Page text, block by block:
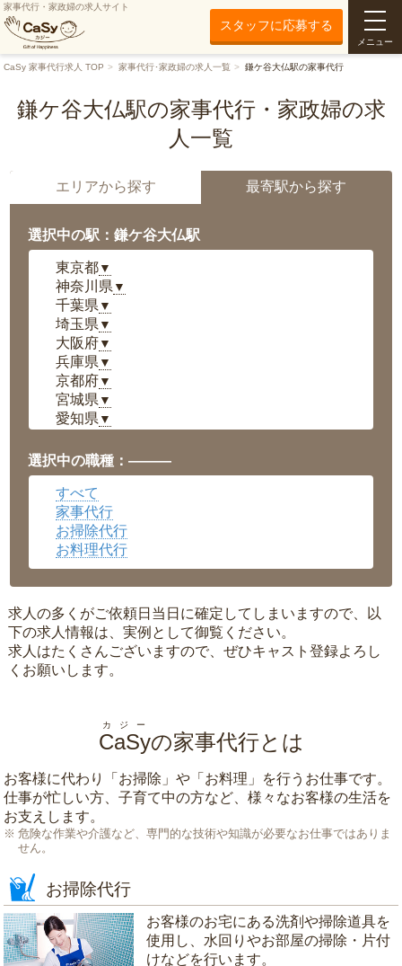
家事代行・家政婦の求人サイト
スタッフに応募する
メニュー
CaSy 家事代行求人 TOP 家事代行･家政婦の求人一覧 鎌ケ谷大仏駅の家事代行
鎌ケ谷大仏駅の家事代行・家政婦の求
人一覧
エリアから探す 最寄駅から探す
選択中の駅：鎌ケ谷大仏駅
東京都▼
神奈川県 ▼
千葉県 ▼
埼玉県 ▼
大阪府▼
兵庫県 ▼
京都府▼
宮城県 ▼
愛知県 ▼
岡山県▼
広島県▼
沖縄県
選択中の職種：———
すべて
家事代行
お掃除代行
お料理代行
求人の多くがご依頼日当日に確定してしまいますので、以
下の求人情報は、実例として御覧ください。
求人はたくさんございますので、ぜひキャスト登録よろし
くお願いします。
CaSy
カジー
の家事代行とは
お客様に代わり「 お掃除 」や「 お料理 」を行うお仕事です。
仕事が忙しい方、子育て中の方など、様々なお客様の生活を
お支えします。
危険な作業や介護など、専門的な技術や知識が必要なお仕事ではありま
せん。
お掃除代行
お客様のお宅にある洗剤や掃除道具を
使用し、水回りやお部屋の掃除・片付
けなどを行います。